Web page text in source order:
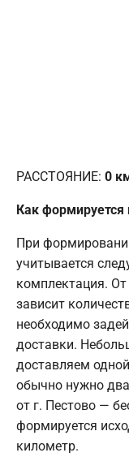
РАССТОЯНИЕ: 0
Как формируется
При
учитывается
комплектация.
зависит
необходимо
доставки.
доставляем
обычно нужно
от г. Пестово —
формируется
километр.